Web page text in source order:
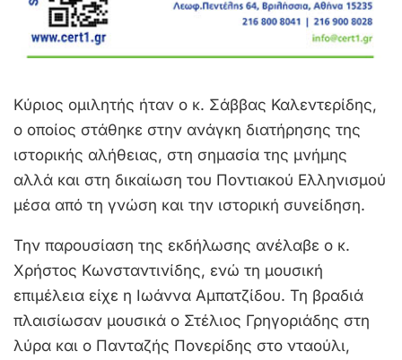
Κύριος ομιλητής ήταν ο κ. Σάββας Καλεντερίδης,
ο οποίος στάθηκε στην ανάγκη διατήρησης της
ιστορικής αλήθειας, στη σημασία της μνήμης
αλλά και στη δικαίωση του Ποντιακού Ελληνισμού
μέσα από τη γνώση και την ιστορική συνείδηση.
Την παρουσίαση της εκδήλωσης ανέλαβε ο κ.
Χρήστος Κωνσταντινίδης, ενώ τη μουσική
επιμέλεια είχε η Ιωάννα Αμπατζίδου. Τη βραδιά
πλαισίωσαν μουσικά ο Στέλιος Γρηγοριάδης στη
λύρα και ο Πανταζής Πονερίδης στο νταούλι,